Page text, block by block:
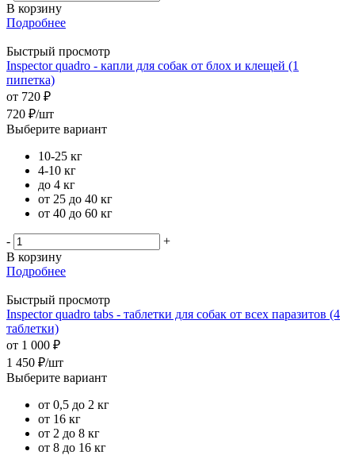
В корзину
Подробнее
Быстрый просмотр
Inspector quadro - капли для собак от блох и клещей (1
пипетка)
от 720 ₽
720 ₽/шт
Выберите вариант
10-25 кг
4-10 кг
до 4 кг
от 25 до 40 кг
от 40 до 60 кг
-
+
В корзину
Подробнее
Быстрый просмотр
Inspector quadro tabs - таблетки для собак от всех паразитов (4
таблетки)
от 1 000 ₽
1 450 ₽/шт
Выберите вариант
от 0,5 до 2 кг
от 16 кг
от 2 до 8 кг
от 8 до 16 кг